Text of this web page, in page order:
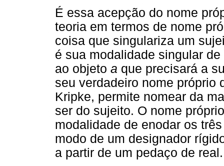
É essa acepção do nome
teoria em termos de nome
coisa que singulariza um
é sua modalidade singular
ao objeto a que precisará a
seu verdadeiro nome próprio
Kripke, permite nomear da
ser do sujeito. O nome
modalidade de enodar os
modo de um designador
a partir de um pedaço de real.